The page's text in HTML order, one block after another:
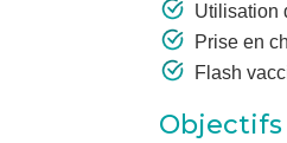
Utilisation
Prise en
Flash
Objectifs